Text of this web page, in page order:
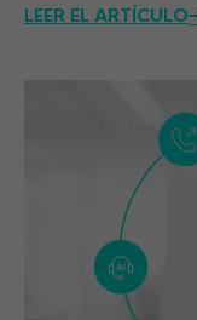
LEER EL ARTÍCULO